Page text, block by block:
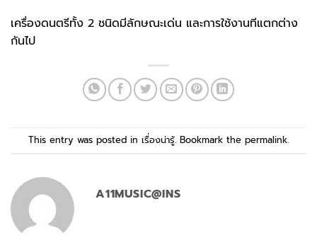
เครื่องดนตรีทั้ง 2 ชนิดมีลักษณะเด่น และการใช้งานทีแตกต่าง
กันไป
This entry was posted in เรื่องน่ารู้. Bookmark the permalink.
A11MUSIC@INS